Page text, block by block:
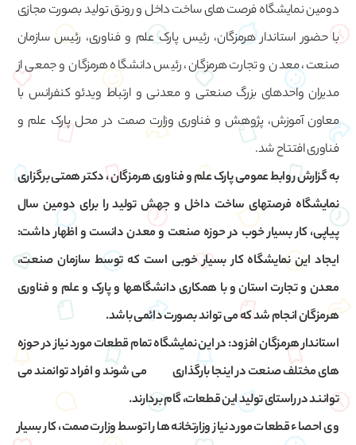
دومین نمایشگاه فرصت های ساخت داخل و رونق تولید بصورت مجازی
با حضور استاندار هرمزگان، رئیس پارک علم و فناوری، رئیس سازمان
صنعت، معدن و تجارت هرمزگان، رئیس دانشگاه هرمزگان و جمعی از
مدیران واحدهای بزرگ صنعتی و معدنی و ارتباط ویدئو کنفرانس با
معاون آموزش، پژوهش و فناوری وزارت صمت در محل پارک علم و
فناوری افتتاح شد.
به گزارش روابط عمومی پارک علم و فناوری هرمزگان ، دکتر همتی برگزاری
نمایشگاه فرصتهای ساخت داخل و جهش تولید را برای دومین سال
پیاپی، کار بسیار خوب در حوزه صنعت و معدن دانست و اظهار داشت:
ایجاد این نمایشگاه کار بسیار خوبی است که توسط سازمان صنعت،
معدن و تجارت استان و با همکاری دانشگاهها و پارک و علم و فناوری
هرمزگان انجام شد که می تواند بصورت دائمی باشد.
استاندار هرمزگان افزود: در این نمایشگاه تمام قطعات مورد نیاز در حوزه
های مختلف صنعت در اینجا بارگذاری می شوند و افراد توانمند می
توانند در راستای تولید این قطعات، گام بردارند.
وی احصاء قطعات مورد نیاز وزارتخانه ها را توسط وزارت صمت، کار بسیار